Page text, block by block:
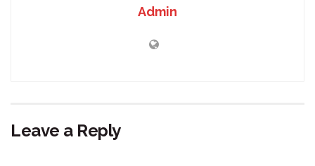
Admin
Leave a Reply